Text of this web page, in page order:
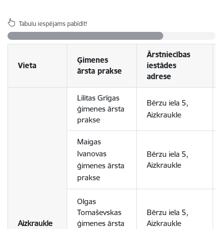
Tabulu iespējams pabīdīt!
Vieta
Ģimenes
ārsta prakse
Ārstniecības
iestādes
adrese
Aizkraukle
Lilitas Grīgas
ģimenes ārsta
prakse
Bērzu iela 5,
Aizkraukle
Maigas
Ivanovas
ģimenes ārsta
prakse
Bērzu iela 5,
Aizkraukle
Olgas
Tomaševskas
ģimenes ārsta
Bērzu iela 5,
Aizkraukle